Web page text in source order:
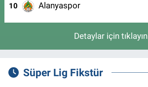
10 Alanyaspor
Detaylar için tıklayın
Süper Lig Fikstür